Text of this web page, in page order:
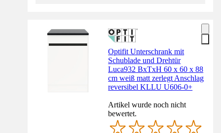
Optifit Unterschrank mit
Schublade und Drehtür
Luca932 BxTxH 60 x 60 x 88
cm weiß matt zerlegt Anschlag
reversibel KLLU U606-0+
Artikel wurde noch nicht
bewertet.